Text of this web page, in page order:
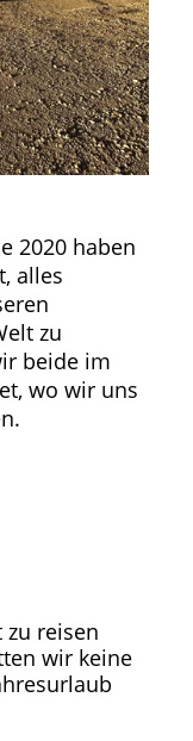
2020 haben
alles
zu
beide im
wo wir uns
reisen
wir keine